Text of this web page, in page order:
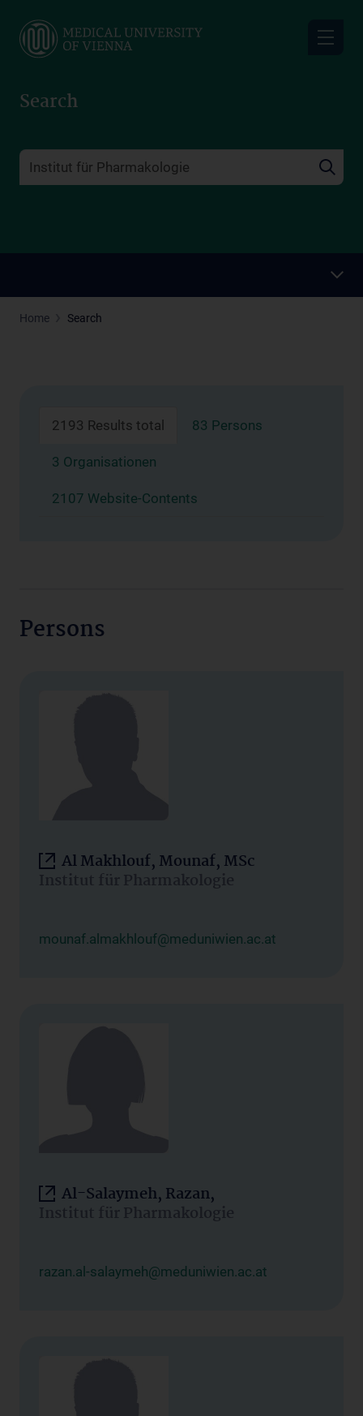
main
Search
Home Search
2193 Results total 83 Persons
3 Organisationen
2107 Website-Contents
Persons
Al Makhlouf, Mounaf, MSc
Institut für Pharmakologie
mounaf.almakhlouf@meduniwien.ac.at
Al-Salaymeh, Razan,
Institut für Pharmakologie
razan.al-salaymeh@meduniwien.ac.at